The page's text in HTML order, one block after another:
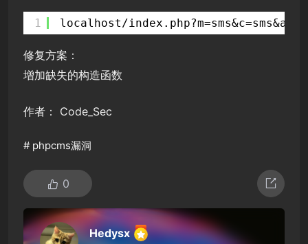
1 localhost/
修复方案：
增加缺失的构造函数
作者： Code_Sec
# phpcms漏洞
0
Hedysx